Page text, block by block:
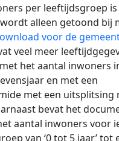
per leeftijdsgroep
alleen getoond bij
voor de
veel meer
het aantal inwoners
en met een
met een uitsplitsing
bevat het
aantal inwoners voor
van ‘0 tot 5 jaar’ tot